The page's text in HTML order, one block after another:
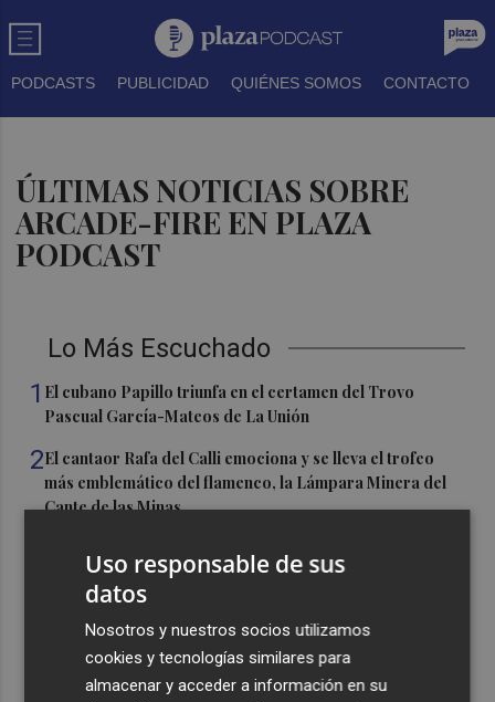
PODCASTS PUBLICIDAD QUIÉNES SOMOS CONTACTO
ÚLTIMAS NOTICIAS SOBRE
ARCADE-FIRE EN PLAZA
PODCAST
Lo Más Escuchado
1 El cubano Papillo triunfa en el certamen del Trovo
Pascual García-Mateos de La Unión
2El cantaor Rafa del Calli emociona y se lleva el trofeo
más emblemático del flamenco, la Lámpara Minera del
Cante de las Minas
con una victoria contra el Galatasaray
Kiat Lim preside por primera vez un partido en Mestalla
Uso responsable de sus
datos
Nosotros y nuestros socios utilizamos
cookies y tecnologías similares para
almacenar y acceder a información en su